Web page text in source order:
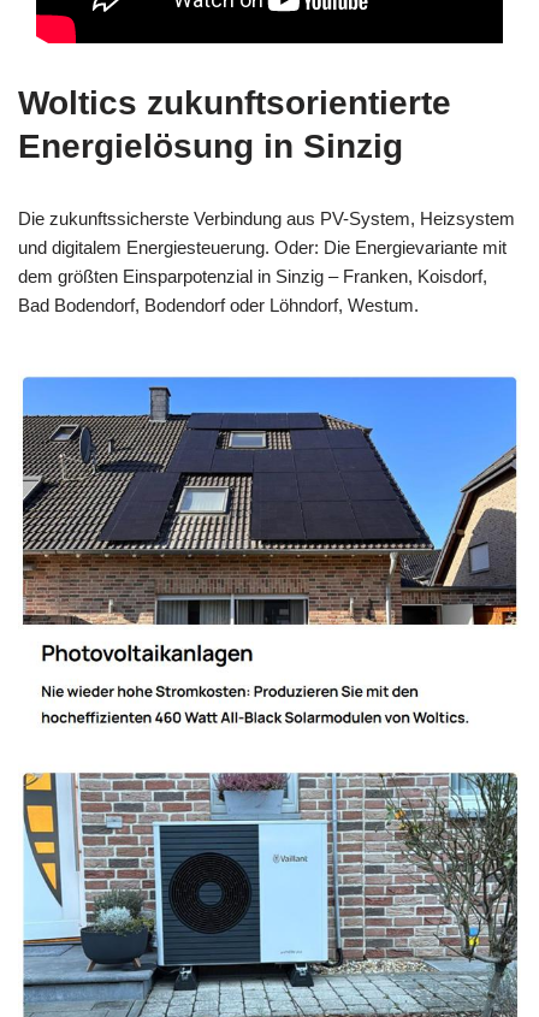
Woltics zukunftsorientierte
Energielösung in Sinzig
Die zukunftssicherste Verbindung aus PV-System, Heizsystem
und digitalem Energiesteuerung. Oder: Die Energievariante mit
dem größten Einsparpotenzial in Sinzig – Franken, Koisdorf,
Bad Bodendorf, Bodendorf oder Löhndorf, Westum.